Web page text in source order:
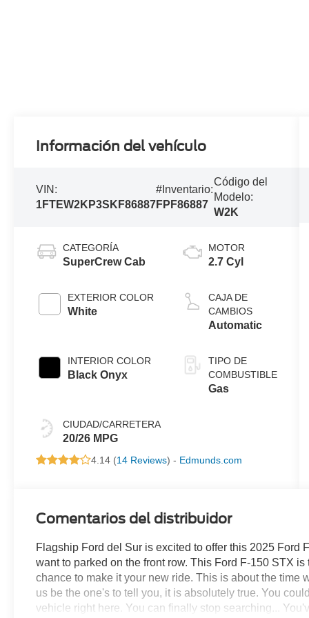
Información del vehículo
VIN:
1FTEW2KP3SKF86887
#Inventario:
FPF86887
Código del
Modelo:
W2K
CATEGORÍA
SuperCrew Cab
EXTERIOR COLOR
White
INTERIOR COLOR
Black Onyx
CIUDAD/CARRETERA
20/26 MPG
MOTOR
2.7 Cyl
CAJA DE
CAMBIOS
Automatic
TIPO DE
COMBUSTIBLE
Gas
4.14 (14 Reviews) - Edmunds.com
Comentarios del distribuidor
Flagship Ford del Sur is excited to offer this 2025
want to parked on the front row. This Ford F-150 STX
chance to make it your new ride. This is about the time
us be the one's to tell you, it is absolutely true. You
vehicle right here. You can finally stop searching...